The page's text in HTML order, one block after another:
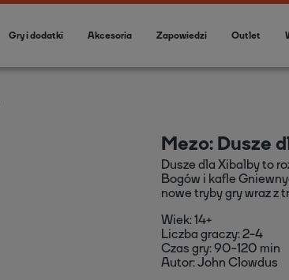
Gry i dodatki Akcesoria Zapowiedzi Outlet
Mezo: Dusze
Dusze dla Xibalbyto
Bogów i kafle
nowe tryby grywraz z
Wiek: 14+
Liczba graczy: 2-4
Czas gry: 90-120 min
Autor: John Clowdus